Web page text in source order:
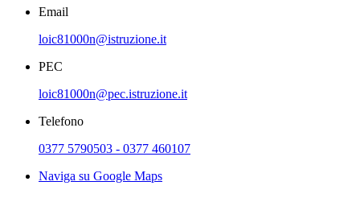
Email
loic81000n@istruzione.it
PEC
loic81000n@pec.istruzione.it
Telefono
0377 5790503 - 0377 460107
Naviga su Google Maps